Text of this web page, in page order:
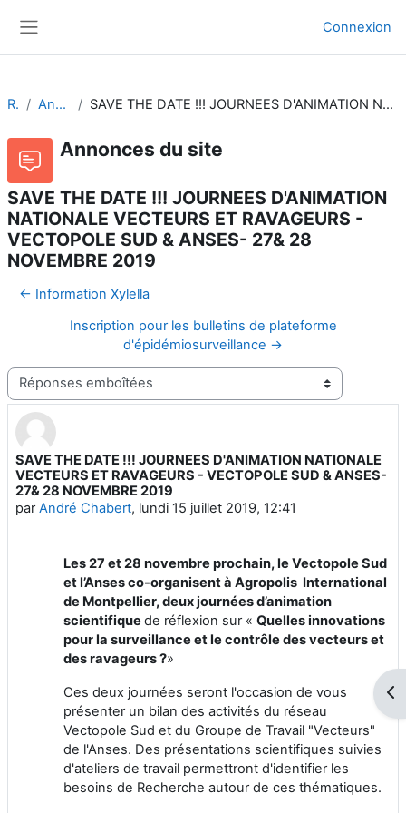
Connexion
RFSV Annonces du site SAVE THE DATE !!! JOURNEES D'ANIMATION NATIONALE VECTEURS ET RAVAGEURS - VECTOPOLE SUD & ANSES- 27& 28 NOVEMBRE 2019
Annonces du site
SAVE THE DATE !!! JOURNEES D'ANIMATION
NATIONALE VECTEURS ET RAVAGEURS -
VECTOPOLE SUD & ANSES- 27& 28
NOVEMBRE 2019
← Information Xylella
Inscription pour les bulletins de plateforme
d'épidémiosurveillance →
Type d’affichage
SAVE THE DATE !!! JOURNEES D'ANIMATION NATIONALE
VECTEURS ET RAVAGEURS - VECTOPOLE SUD & ANSES-
27& 28 NOVEMBRE 2019
parAndré Chabert, lundi 15 juillet 2019, 12:41
Nombre de réponses : 0
Les 27 et 28 novembre prochain, le Vectopole Sud
et l’Anses co-organisent à Agropolis International
de Montpellier, deux journées d’animation
scientifiquede réflexion sur « Quelles innovations
pour la surveillance et le contrôle des vecteurs et
des ravageurs ?»
Ces deux journées seront l'occasion de vous
présenter un bilan des activités du réseau
Vectopole Sud et du Groupe de Travail "Vecteurs"
de l'Anses. Des présentations scientifiques suivies
d'ateliers de travail permettront d'identifier les
besoins de Recherche autour de ces thématiques.